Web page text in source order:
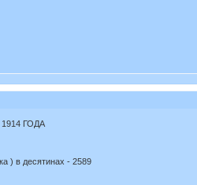
ГОДА
) в десятинах - 2589